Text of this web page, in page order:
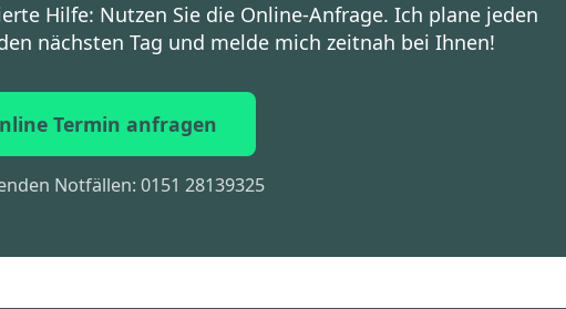
Hilfe: Nutzen Sie die Online-Anfrage. Ich plane jeden
nächsten Tag und melde mich zeitnah bei Ihnen!
Termin anfragen
Notfällen: 0151 28139325